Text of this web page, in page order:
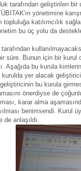
tarafından geliştirilen bir
yönetimine
topluluğa katılımcılık
bu üç yolu da
süre. Bunun için bir
Aşağıda bu kurula
yer alacak
bu kurula
önerdiyse de
karar alma
benimsendi. Kurul
de anlaşıldı.